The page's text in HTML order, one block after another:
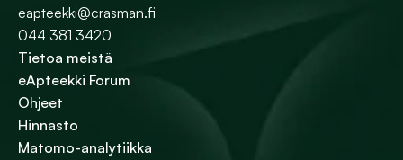
eapteekki@crasman.fi
044 381 3420
Tietoa meistä
eApteekki Forum
Ohjeet
Hinnasto
Matomo-analytiikka